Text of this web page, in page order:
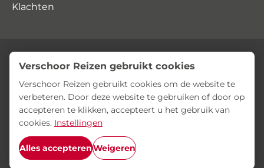
Klachten
Privacyverklaring
Verschoor Reizen gebruikt cookies
Verschoor Reizen gebruikt cookies om de website te
verbeteren. Door deze website te gebruiken of door op
accepteren te klikken, accepteert u het gebruik van
cookies. Instellingen
Alles accepterenWeigeren